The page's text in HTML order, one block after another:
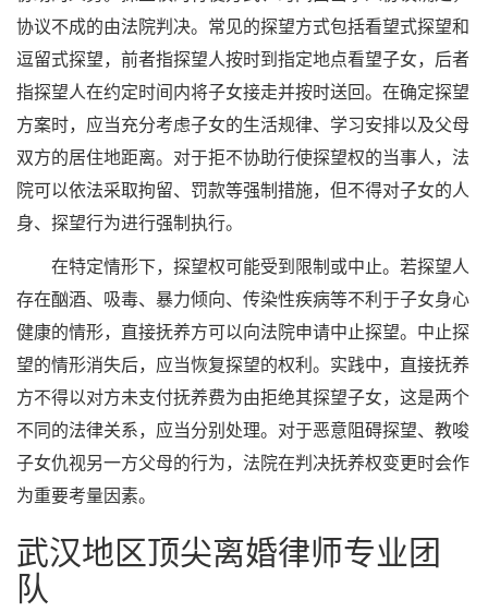
协议不成的由法院判决。常见的探望方式包括看望式探望和
逗留式探望，前者指探望人按时到指定地点看望子女，后者
指探望人在约定时间内将子女接走并按时送回。在确定探望
方案时，应当充分考虑子女的生活规律、学习安排以及父母
双方的居住地距离。对于拒不协助行使探望权的当事人，法
院可以依法采取拘留、罚款等强制措施，但不得对子女的人
身、探望行为进行强制执行。
在特定情形下，探望权可能受到限制或中止。若探望人
存在酗酒、吸毒、暴力倾向、传染性疾病等不利于子女身心
健康的情形，直接抚养方可以向法院申请中止探望。中止探
望的情形消失后，应当恢复探望的权利。实践中，直接抚养
方不得以对方未支付抚养费为由拒绝其探望子女，这是两个
不同的法律关系，应当分别处理。对于恶意阻碍探望、教唆
子女仇视另一方父母的行为，法院在判决抚养权变更时会作
为重要考量因素。
武汉地区顶尖离婚律师专业团
队